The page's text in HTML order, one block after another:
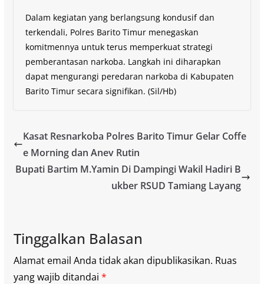
Dalam kegiatan yang berlangsung kondusif dan
terkendali, Polres Barito Timur menegaskan
komitmennya untuk terus memperkuat strategi
pemberantasan narkoba. Langkah ini diharapkan
dapat mengurangi peredaran narkoba di Kabupaten
Barito Timur secara signifikan. (Sil/Hb)
Kasat Resnarkoba Polres Barito Timur Gelar Coffe
e Morning dan Anev Rutin
Bupati Bartim M.Yamin Di Dampingi Wakil Hadiri B
ukber RSUD Tamiang Layang
Tinggalkan Balasan
Alamat email Anda tidak akan dipublikasikan. Ruas
yang wajib ditandai *